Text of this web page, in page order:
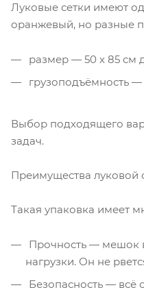
Луковые сетки имеют
оранжевый, но разные
размер — 50 x 85 см
грузоподъёмность —
Выбор подходящего
задач.
Преимущества луковой
Такая упаковка имеет
Прочность — мешок
нагрузки. Он не
Безопасность — всё